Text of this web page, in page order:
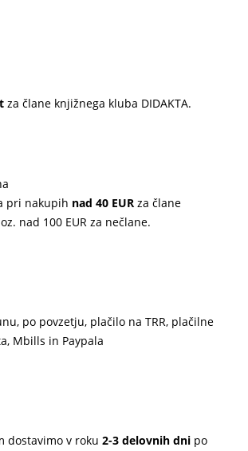
za člane knjižnega kluba DIDAKTA.
pri nakupih nad 40 EUR za člane
nad 100 EUR za nečlane.
po povzetju, plačilo na TRR, plačilne
Mbills in Paypala
dostavimo v roku 2-3 delovnih dni po